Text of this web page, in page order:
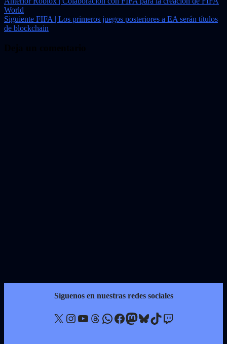
Navegación
de
entradas
World
Siguiente FIFA | Los primeros juegos posteriores a EA serán títulos
de blockchain
Síguenos en nuestras redes sociales
X Instagram YouTube Threads WhatsApp Facebook Mastodon Bluesky TikTok Twitch